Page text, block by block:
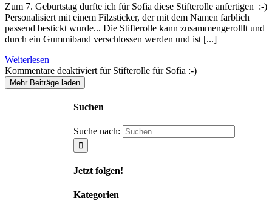
Zum 7. Geburtstag durfte ich für Sofia diese Stifterolle anfertigen :-)
Personalisiert mit einem Filzsticker, der mit dem Namen farblich
passend bestickt wurde... Die Stifterolle kann zusammengerolllt und
durch ein Gummiband verschlossen werden und ist [...]
Weiterlesen
Kommentare deaktiviert für Stifterolle für Sofia :-)
Mehr Beiträge laden
Suchen
Suche nach:
Jetzt folgen!
Kategorien